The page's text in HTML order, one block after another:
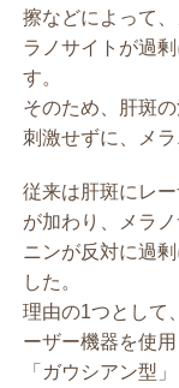
擦などによって
ラノサイトが過
す。
そのため、肝斑
刺激せずに、メ
従来は肝斑にレ
が加わり、メラ
ニンが反対に過
した。
理由の1つとして
ーザー機器を使用
「ガウシアン型